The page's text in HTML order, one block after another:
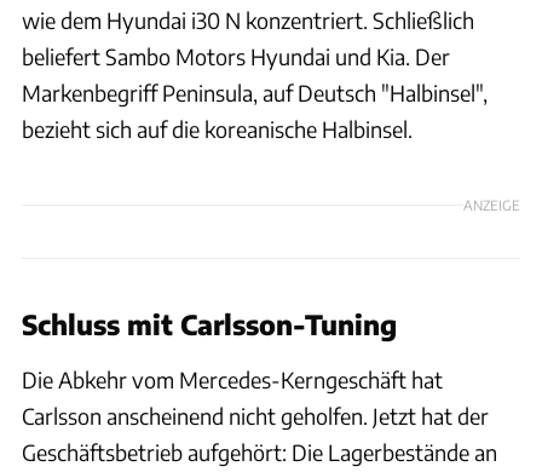
wie dem Hyundai i30 N konzentriert. Schließlich
beliefert Sambo Motors Hyundai und Kia. Der
Markenbegriff Peninsula, auf Deutsch "Halbinsel",
bezieht sich auf die koreanische Halbinsel.
ANZEIGE
Schluss mit Carlsson-Tuning
Die Abkehr vom Mercedes-Kerngeschäft hat
Carlsson anscheinend nicht geholfen. Jetzt hat der
Geschäftsbetrieb aufgehört: Die Lagerbestände an